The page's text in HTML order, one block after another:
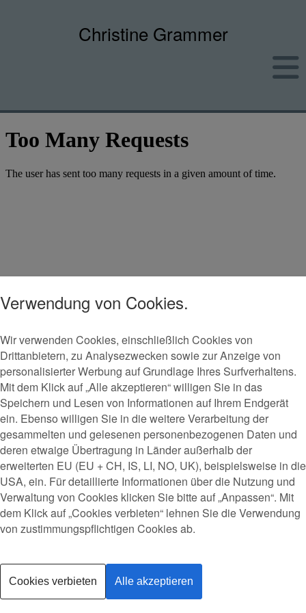
Christine Grammer
Datenschutz
Impressum
Verwendung von Cookies.
Wir verwenden Cookies, einschließlich Cookies von
Drittanbietern, zu Analysezwecken sowie zur Anzeige von
personalisierter Werbung auf Grundlage Ihres Surfverhaltens.
Mit dem Klick auf „Alle akzeptieren“ willigen Sie in das
Speichern und Lesen von Informationen auf Ihrem Endgerät
ein. Ebenso willigen Sie in die weitere Verarbeitung der
gesammelten und gelesenen personenbezogenen Daten und
deren etwaige Übertragung in Länder außerhalb der
erweiterten EU (EU + CH, IS, LI, NO, UK), beispielsweise in die
USA, ein. Für detaillierte Informationen über die Nutzung und
Verwaltung von Cookies klicken Sie bitte auf „Anpassen“. Mit
dem Klick auf „Cookies verbieten“ lehnen Sie die Verwendung
von zustimmungspflichtigen Cookies ab.
Cookies verbieten Alle akzeptieren